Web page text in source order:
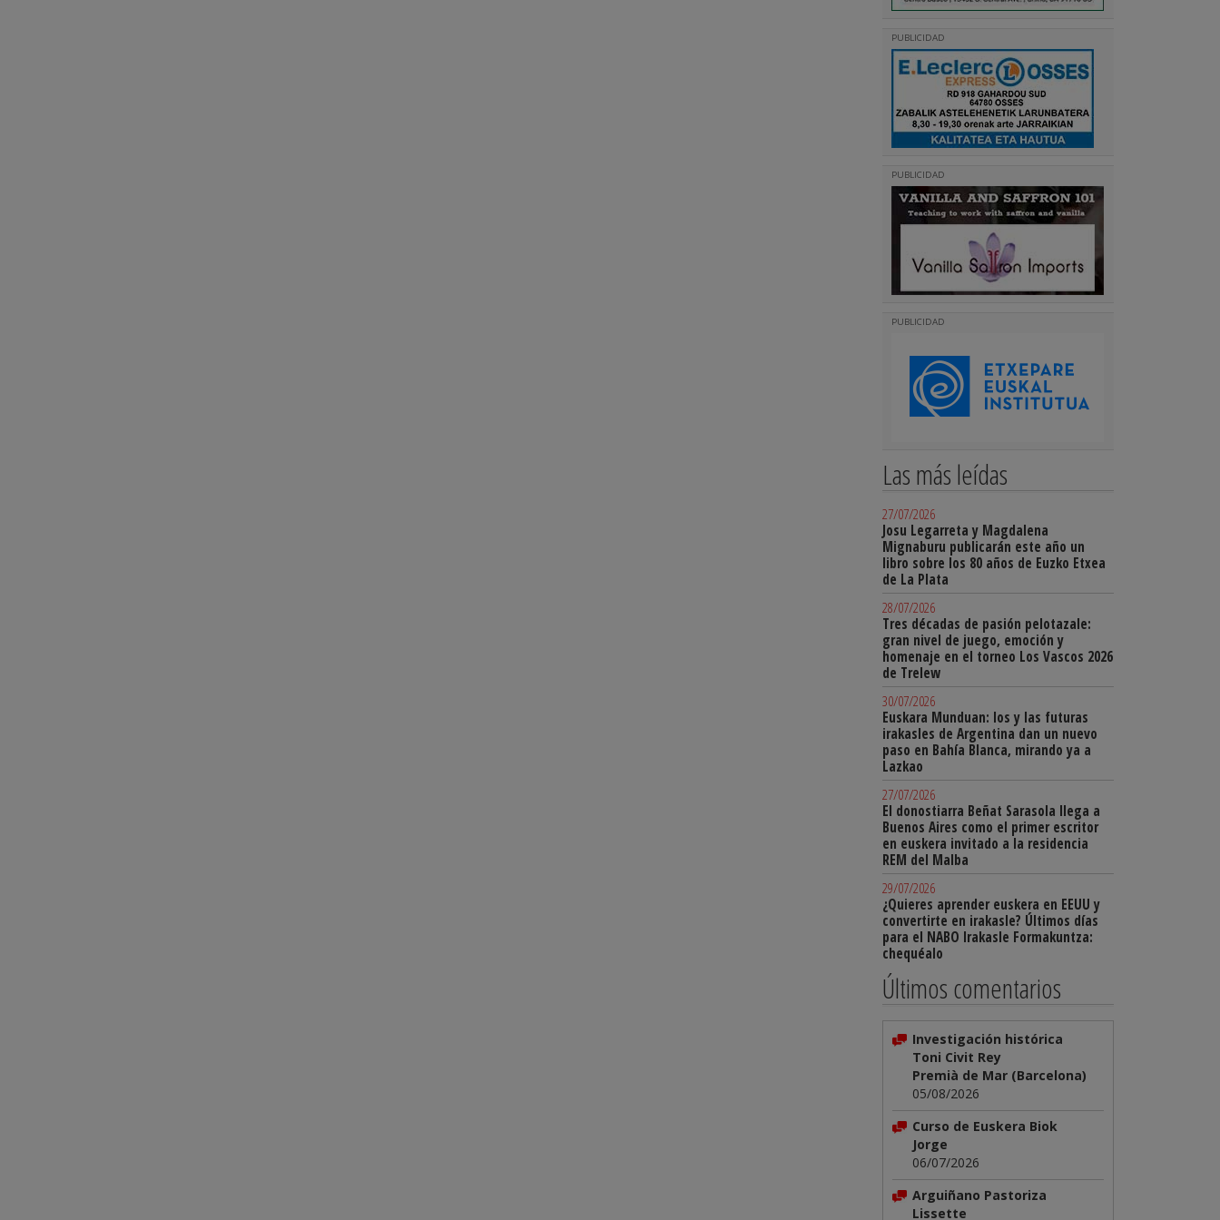
PUBLICIDAD
PUBLICIDAD
PUBLICIDAD
Las más leídas
27/07/2026
Josu Legarreta y Magdalena
Mignaburu publicarán este año un
libro sobre los 80 años de Euzko Etxea
de La Plata
28/07/2026
Tres décadas de pasión pelotazale:
gran nivel de juego, emoción y
homenaje en el torneo Los Vascos 2026
de Trelew
30/07/2026
Euskara Munduan: los y las futuras
irakasles de Argentina dan un nuevo
paso en Bahía Blanca, mirando ya a
Lazkao
27/07/2026
El donostiarra Beñat Sarasola llega a
Buenos Aires como el primer escritor
en euskera invitado a la residencia
REM del Malba
29/07/2026
¿Quieres aprender euskera en EEUU y
convertirte en irakasle? Últimos días
para el NABO Irakasle Formakuntza:
chequéalo
Últimos comentarios
Investigación histórica
Toni Civit Rey
Premià de Mar (Barcelona)
05/08/2026
Curso de Euskera Biok
Jorge
06/07/2026
Arguiñano Pastoriza
Lissette